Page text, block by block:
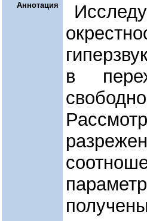
Аннотация
в